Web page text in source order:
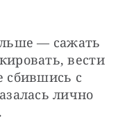
— сажать
вести
сбившись с
лично